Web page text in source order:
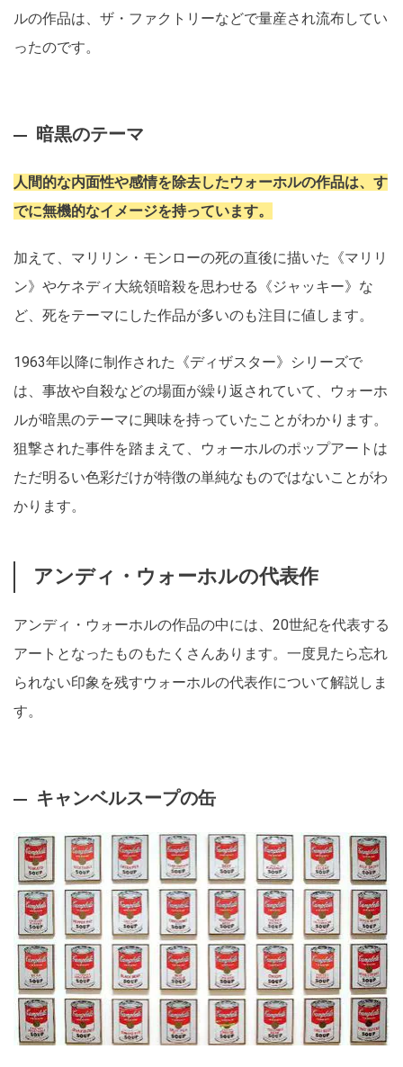
ルの作品は、ザ・ファクトリーなどで量産され流布してい
ったのです。
暗黒のテーマ
人間的な内面性や感情を除去したウォーホルの作品は、す
でに無機的なイメージを持っています。
加えて、マリリン・モンローの死の直後に描いた《マリリ
ン》やケネディ大統領暗殺を思わせる《ジャッキー》な
ど、死をテーマにした作品が多いのも注目に値します。
1963年以降に制作された《ディザスター》シリーズで
は、事故や自殺などの場面が繰り返されていて、ウォーホ
ルが暗黒のテーマに興味を持っていたことがわかります。
狙撃された事件を踏まえて、ウォーホルのポップアートは
ただ明るい色彩だけが特徴の単純なものではないことがわ
かります。
アンディ・ウォーホルの代表作
アンディ・ウォーホルの作品の中には、20世紀を代表する
アートとなったものもたくさんあります。一度見たら忘れ
られない印象を残すウォーホルの代表作について解説しま
す。
キャンベルスープの缶